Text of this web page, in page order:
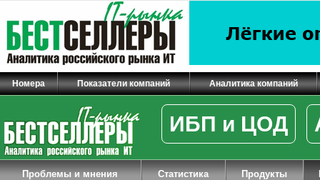
Номера Показатели компаний Аналитика компаний
ИБП и ЦОД
Проблемы и мнения Статистика Продукты